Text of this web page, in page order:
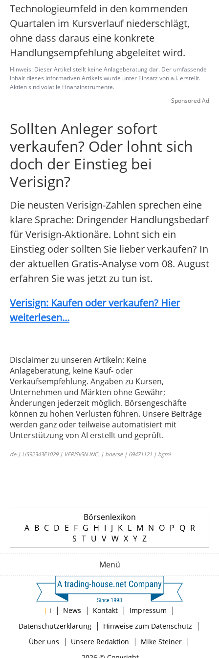
Technologieumfeld in den kommenden
Quartalen im Kursverlauf niederschlägt,
ohne dass daraus eine konkrete
Handlungsempfehlung abgeleitet wird.
Hinweis: Dieser Artikel stellt keine Anlageberatung dar. Der umfassende
Inhalt dieses informativen Artikels wurde unter Einsatz von a.i. erstellt.
Aktien sind volatile Finanzinstrumente.
Sponsored Ad
Sollten Anleger sofort
verkaufen? Oder lohnt sich
doch der Einstieg bei
Verisign?
Die neusten Verisign-Zahlen sprechen eine
klare Sprache: Dringender Handlungsbedarf
für Verisign-Aktionäre. Lohnt sich ein
Einstieg oder sollten Sie lieber verkaufen? In
der aktuellen Gratis-Analyse vom 08. August
erfahren Sie was jetzt zu tun ist.
Verisign: Kaufen oder verkaufen? Hier
weiterlesen...
Disclaimer zu unseren Artikeln: Keine
Anlageberatung, keine Kauf- oder
Verkaufsempfehlung. Angaben zu Kursen,
Unternehmen und Märkten ohne Gewähr;
Änderungen jederzeit möglich. Börsengeschäfte
können zu hohen Verlusten führen. Unsere Beiträge
werden ganz oder teilweise automatisiert mit
Unterstützung von AI erstellt und geprüft.
de | US92343E1029 | VERISIGN INC. | boerse | 69471121 | bgmi
Börsenlexikon
A B C D E F G H I J K L M N O P Q R
S T U V W X Y Z
Menü
| i | News | Kontakt | Impressum |
Datenschutzerklärung| Hinweise zum Datenschutz |
Über uns | Unsere Redaktion | Mike Steiner|